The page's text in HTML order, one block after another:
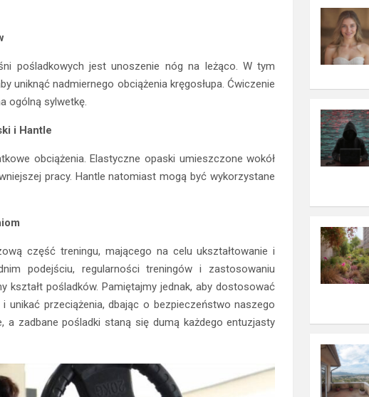
pośladkowych jest unoszenie nóg na leżąco. W tym
uniknąć nadmiernego obciążenia kręgosłupa. Ćwiczenie
ogólną sylwetkę.
i Hantle
obciążenia. Elastyczne opaski umieszczone wokół
pracy. Hantle natomiast mogą być wykorzystane
część treningu, mającego na celu ukształtowanie i
podejściu, regularności treningów i zastosowaniu
pośladków. Pamiętajmy jednak, aby dostosować
przeciążenia, dbając o bezpieczeństwo naszego
zadbane pośladki staną się dumą każdego entuzjasty